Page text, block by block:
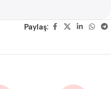
Paylaş: